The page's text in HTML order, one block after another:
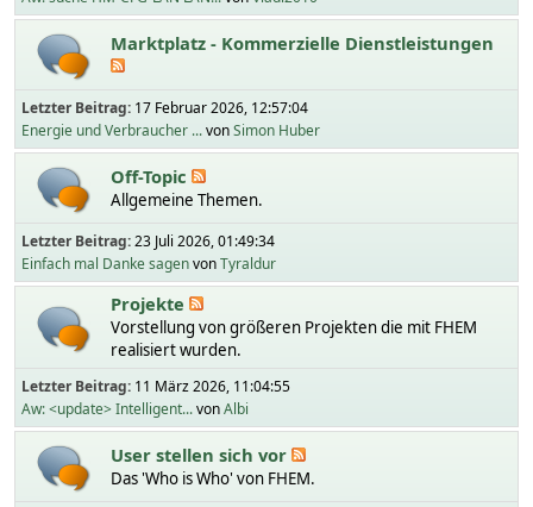
Marktplatz - Kommerzielle Dienstleistungen
Letzter Beitrag: 17 Februar 2026, 12:57:04
Energie und Verbraucher ...vonSimon Huber
Off-Topic
Allgemeine Themen.
Letzter Beitrag:23 Juli 2026, 01:49:34
Einfach mal Danke sagenvonTyraldur
Projekte
Vorstellung von größeren Projekten die mit FHEM
realisiert wurden.
Letzter Beitrag: 11 März 2026, 11:04:55
Aw: <update> Intelligent...vonAlbi
User stellen sich vor
Das 'Who is Who' von FHEM.